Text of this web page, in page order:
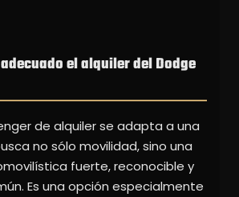
el alquiler del Dodge
de alquiler se adapta a una
no sólo movilidad, sino una
fuerte, reconocible y
Es una opción especialmente